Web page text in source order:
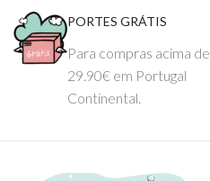
PORTES GRÁTIS
Para compras acima de
29.90€ em Portugal
Continental.